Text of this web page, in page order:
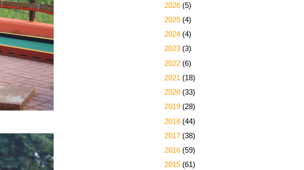
2026 (5)
2025 (4)
2024 (4)
2023 (3)
2022 (6)
2021 (18)
2020 (33)
2019 (28)
2018 (44)
2017 (38)
2016 (59)
2015 (61)